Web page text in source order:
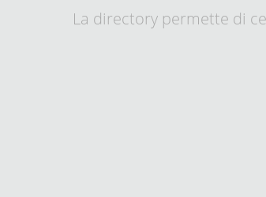
La directory permette di